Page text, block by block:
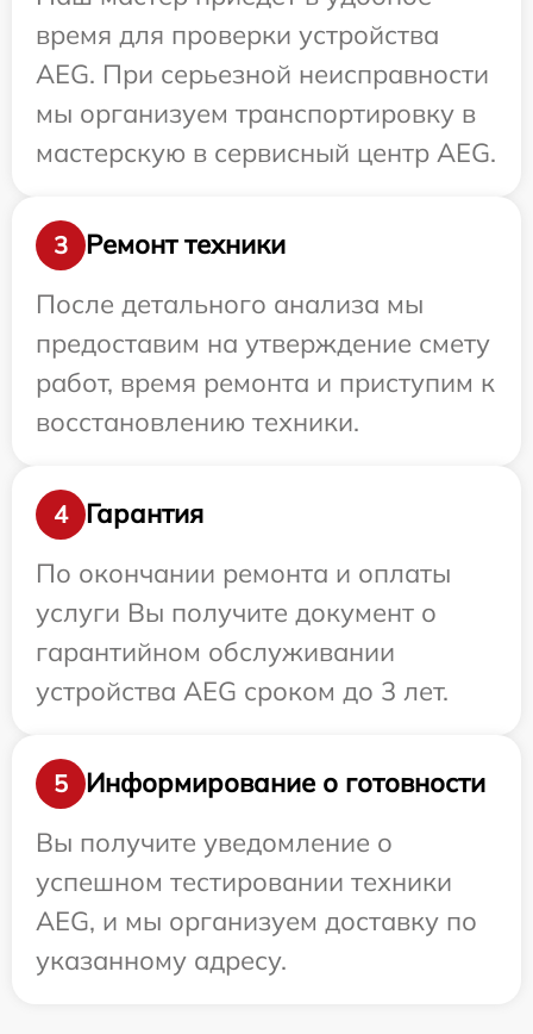
время для проверки устройства
AEG. При серьезной неисправности
мы организуем транспортировку в
мастерскую в сервисный центр AEG.
3
Ремонт техники
После детального анализа мы
предоставим на утверждение смету
работ, время ремонта и приступим к
восстановлению техники.
4
Гарантия
По окончании ремонта и оплаты
услуги Вы получите документ о
гарантийном обслуживании
устройства AEG сроком до 3 лет.
5
Информирование о готовности
Вы получите уведомление о
успешном тестировании техники
AEG, и мы организуем доставку по
указанному адресу.